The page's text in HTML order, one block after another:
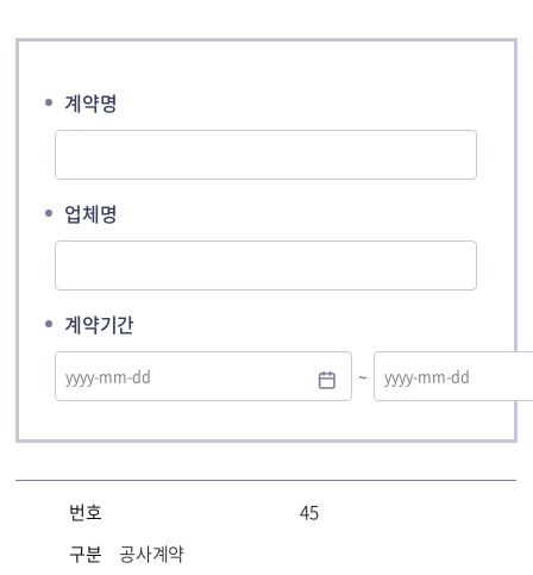
계약명
업체명
계약기간
~
번호
45
구분
공사계약